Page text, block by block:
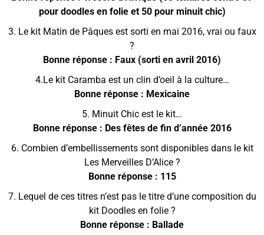
pour doodles en folie et 50 pour minuit chic)
3. Le kit Matin de Pâques est sorti en mai 2016, vrai ou faux
?
Bonne réponse : Faux (sorti en avril 2016)
4.Le kit Caramba est un clin d’oeil à la culture…
Bonne réponse : Mexicaine
5. Minuit Chic est le kit…
Bonne réponse : Des fêtes de fin d’année 2016
6. Combien d’embellissements sont disponibles dans le kit
Les Merveilles D’Alice ?
Bonne réponse : 115
7. Lequel de ces titres n’est pas le titre d’une composition du
kit Doodles en folie ?
Bonne réponse : Ballade